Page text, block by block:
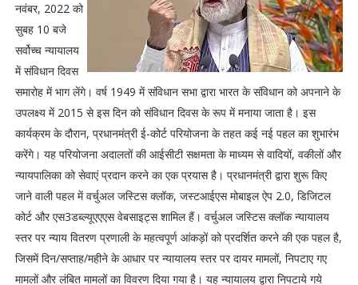
नवंबर, 2022 को
सुबह 10 बजे
सर्वोच्च न्यायालय
में संविधान दिवस
समारोह में भाग लेंगे। वर्ष 1949 में संविधान सभा द्वारा भारत के संविधान को अपनाने के
उपलक्ष्य में 2015 से इस दिन को संविधान दिवस के रूप में मनाया जाता है। इस
कार्यक्रम के दौरान, प्रधानमंत्री ई-कोर्ट परियोजना के तहत कई नई पहल का शुभारंभ
करेंगे। यह परियोजना अदालतों की आईसीटी सक्षमता के माध्यम से वादियों, वकीलों और
न्यायपालिका को सेवाएं प्रदान करने का एक प्रयास है। प्रधानमंत्री द्वारा शुरू किए
जाने वाली पहल में वर्चुअल जस्टिस क्लॉक, जस्टआईएस मोबाइल ऐप 2.0, डिजिटल
कोर्ट और एस3डब्ल्यूएएएस वेबसाइट्स शामिल हैं। वर्चुअल जस्टिस क्लॉक न्यायालय
स्तर पर न्याय वितरण प्रणाली के महत्वपूर्ण आंकड़ों को प्रदर्शित करने की एक पहल है,
जिसमें दिन/सप्ताह/महीने के आधार पर न्यायालय स्तर पर दायर मामलों, निपटाए गए
मामलों और लंबित मामलों का विवरण दिया गया है। यह न्यायालय द्वारा निपटाये गये